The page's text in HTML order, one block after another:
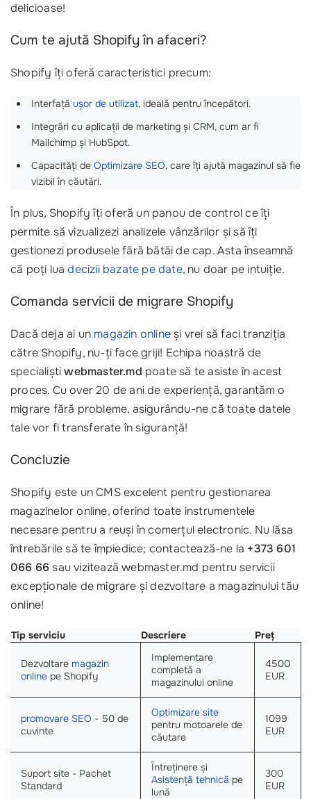
delicioase!
Cum te ajută Shopify în afaceri?
Shopify îți oferă caracteristici precum:
Interfață ușor de utilizat, ideală pentru începători.
Integrări cu aplicații de marketing și CRM, cum ar fi
Mailchimp și HubSpot.
Capacități de Optimizare SEO, care îți ajută magazinul să fie
vizibil în căutări.
În plus, Shopify îți oferă un panou de control ce îți
permite să vizualizezi analizele vânzărilor și să îți
gestionezi produsele fără bătăi de cap. Asta înseamnă
că poți luadecizii bazate pe date, nu doar pe intuiție.
Comanda servicii de migrare Shopify
Dacă deja ai un magazin onlineși vrei să faci tranziția
către Shopify, nu-ți face griji! Echipa noastră de
specialiștiwebmaster.md poate să te asiste în acest
proces. Cu over 20 de ani de experiență, garantăm o
migrare fără probleme, asigurându-ne că toate datele
tale vor fi transferate în siguranță!
Concluzie
Shopify este un CMS excelent pentru gestionarea
magazinelor online, oferind toate instrumentele
necesare pentru a reuși în comerțul electronic. Nu lăsa
întrebările să te împiedice; contactează-ne la +373 601
066 66sau vizitează webmaster.md pentru servicii
excepționale de migrare și dezvoltare a magazinului tău
online!
Tip serviciu Descriere Preț
Dezvoltare magazin
online pe Shopify
Implementare
completă a
magazinului online
4500
EUR
promovare SEO - 50 de
cuvinte
Optimizare site
pentru motoarele de
căutare
1099
EUR
Suport site - Pachet
Standard
Întreținere și
Asistență tehnică pe
lună
300
EUR